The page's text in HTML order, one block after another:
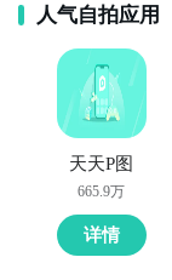
人气自拍应用
天天P图
665.9万
详情